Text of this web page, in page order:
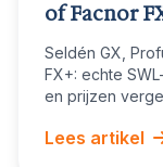
of Facnor
past bij
Seldén GX,
FX+: echte
en prijzen
Lees artikel